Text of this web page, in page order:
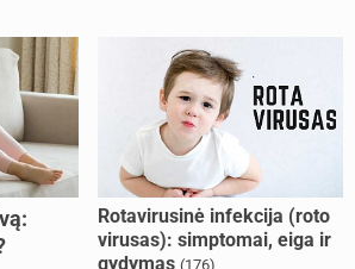
Rotavirusinė infekcija (roto
virusas): simptomai, eiga ir
gydymas (176)